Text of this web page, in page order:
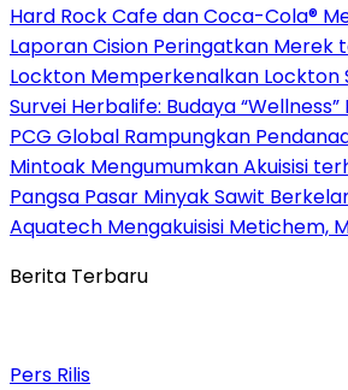
Hard Rock Cafe dan Coca-Cola®
Laporan Cision Peringatkan Merek
Lockton Memperkenalkan Lockton
Survei Herbalife: Budaya
PCG Global Rampungkan
Mintoak Mengumumkan Akuisisi
Pangsa Pasar Minyak Sawit
Aquatech Mengakuisisi Metichem,
Berita Terbaru
Pers Rilis